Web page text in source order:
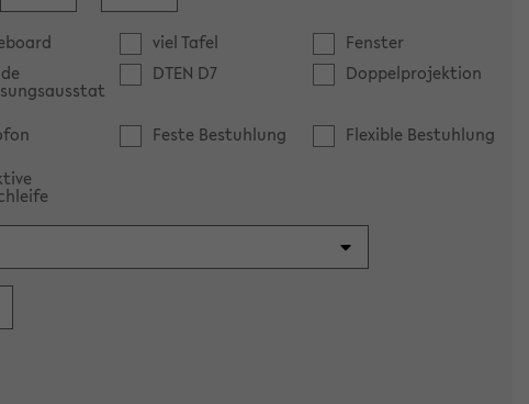
viel Tafel
Fenster
DTEN D7 Doppelprojektion
Feste Bestuhlung
Flexible Bestuhlung